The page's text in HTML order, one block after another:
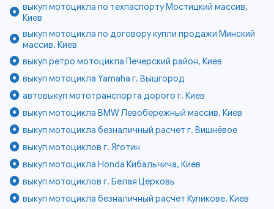
выкуп мотоцикла по техпаспорту Мостицкий массив,
Киев
выкуп мотоцикла по договору купли продажи Минский
массив, Киев
выкуп ретро мотоцикла Печерский район, Киев
выкуп мотоцикла Yamaha г. Вышгород
автовыкуп мототранспорта дорого г. Киев
выкуп мотоцикла BMW Левобережный массив, Киев
выкуп мотоцикла безналичный расчет г. Вишнёвое
выкуп мотоциклов г. Яготин
выкуп мотоцикла Honda Кибальчича, Киев
выкуп мотоциклов г. Белая Церковь
выкуп мотоцикла безналичный расчет Куликове, Киев